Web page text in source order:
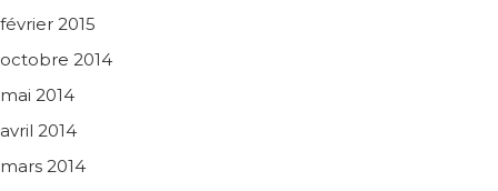
février 2015
octobre 2014
mai 2014
avril 2014
mars 2014